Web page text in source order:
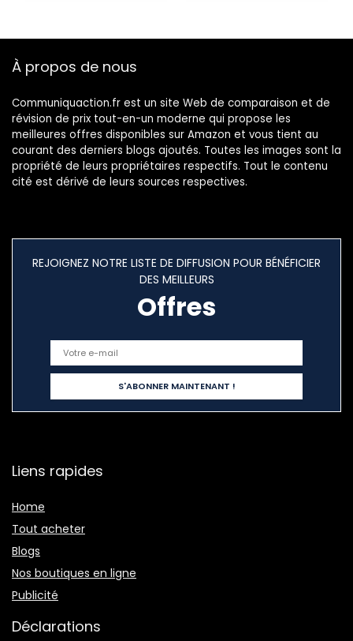
À propos de nous
Communiquaction.fr est un site Web de comparaison et de
révision de prix tout-en-un moderne qui propose les
meilleures offres disponibles sur Amazon et vous tient au
courant des derniers blogs ajoutés. Toutes les images sont la
propriété de leurs propriétaires respectifs. Tout le contenu
cité est dérivé de leurs sources respectives.
REJOIGNEZ NOTRE LISTE DE DIFFUSION POUR BÉNÉFICIER
DES MEILLEURS
Offres
Liens rapides
Home
Tout acheter
Blogs
Nos boutiques en ligne
Publicité
Déclarations